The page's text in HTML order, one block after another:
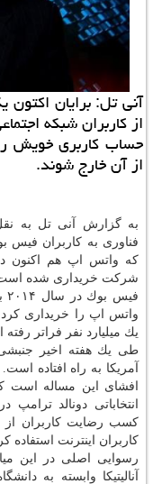
آنی تل: برایان
از كاربران شبكه
حساب كاربری خویش
از آن خارج شوند.
به گزارش آنی تل به
فناوری به كاربران فیس
كه واتس اپ هم اكنون
شركت خریداری شده
واتس اپ را خریداری كرد.
یك میلیارد نفر فراتر
طی یك هفته اخیر
آمریكا به راه افتاده
افشای این مساله است
كسب رضایت كاربران از
كاربران اینترنت استفاده
رسوایی اصلی در این
آنالیتیكا وابسته به